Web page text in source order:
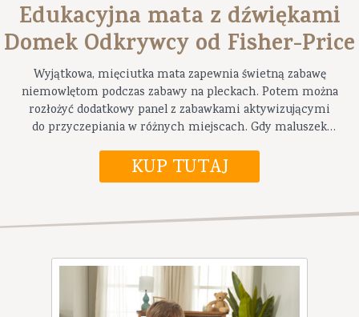
Edukacyjna mata z dźwiękami
Domek Odkrywcy od Fisher-Price
Wyjątkowa, mięciutka mata zapewnia świetną zabawę
niemowlętom podczas zabawy na pleckach. Potem można
rozłożyć dodatkowy panel z zabawkami aktywizującymi
do przyczepiania w różnych miejscach. Gdy maluszek
tunel, który urozmaici mu pierwsze raczkowanie!